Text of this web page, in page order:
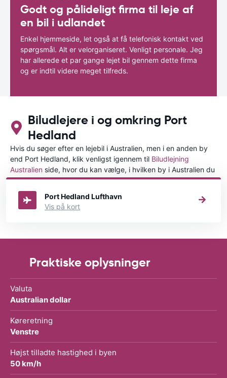
Godt og pålideligt firma til leje af
en bil i udlandet
Enkel hjemmeside, let også at få telefonisk kontakt ved
spørgsmål. Alt er velorganiseret. Venligt personale. Jeg
har allerede et par gange lejet bil gennem dette firma
og er indtil videre meget tilfreds.
Biludlejere i og omkring Port
Hedland
Hvis du søger efter en lejebil i Australien, men i en anden by
end Port Hedland, klik venligst igennem til Biludlejning
Australien side, hvor du kan vælge, i hvilken by i Australien du
ønsker at leje en bil.
Port Hedland Lufthavn
Vis på kort
Praktiske oplysninger
Valuta
Australian dollar
Køreretning
Venstre
Højst tilladte hastighed i byen
50 km/h